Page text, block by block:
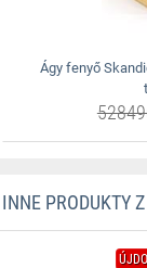
Ágy fenyő
INNE PRODUKTY